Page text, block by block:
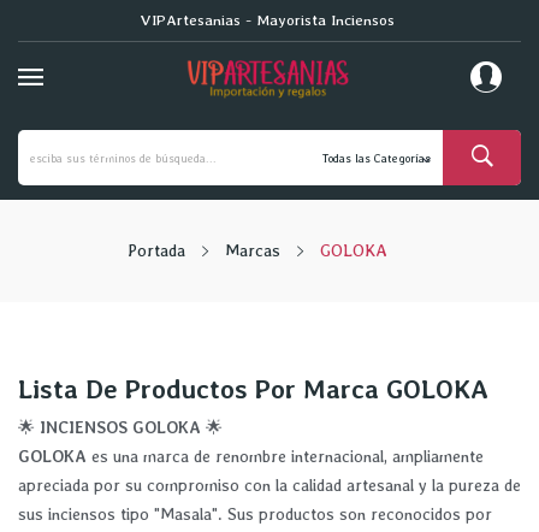
VIPArtesanias - Mayorista Inciensos
Portada Marcas GOLOKA
Lista De Productos Por Marca GOLOKA
🌟 INCIENSOS GOLOKA 🌟
GOLOKA es una marca de renombre internacional, ampliamente
apreciada por su compromiso con la calidad artesanal y la pureza de
sus inciensos tipo "Masala". Sus productos son reconocidos por